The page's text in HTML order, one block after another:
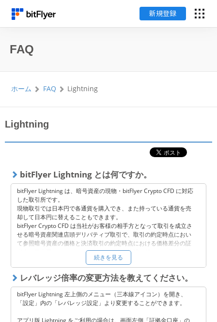
新規登録
暗号資産のはじめ方
チャート・相場
料金
セキュリティ
新規登録
FAQ
ホーム FAQ Lightning
Lightning
bitFlyer Lightning とは何ですか。
bitFlyer Lightning は、暗号資産の現物・bitFlyer Crypto CFD に対応
した取引所です。
現物取引では日本円で各通貨を購入でき、また持っている通貨を売
却して日本円に替えることもできます。
bitFlyer Crypto CFD は当社がお客様の相手方となって取引を成立さ
せる暗号資産関連店頭デリバティブ取引で、取引の約定時点におい
て参照暗号資産の価格と決済取引の約定時点における価格差分の証
拠金（日本円またはビットコイン）により決済が行われる差金決済
ご利用方法につきましては、以下をご参照ください。
bitFlyer Crypto CFD の利用方法について詳しく知りたいです。
※法人のお客様は最大レバレッジが異なります。
続きを見る
レバレッジ倍率の変更方法を教えてください。
bitFlyer Lightning 左上側のメニュー（三本線アイコン）を開き、
「設定」内の「レバレッジ設定」より変更することができます。
アプリ版 Lightning をご利用の場合は、画面左側「証拠金口座」の